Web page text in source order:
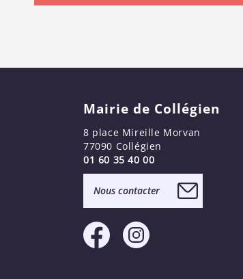
Mairie de Collégien
8 place Mireille Morvan
77090 Collégien
01 60 35 40 00
Nous contacter